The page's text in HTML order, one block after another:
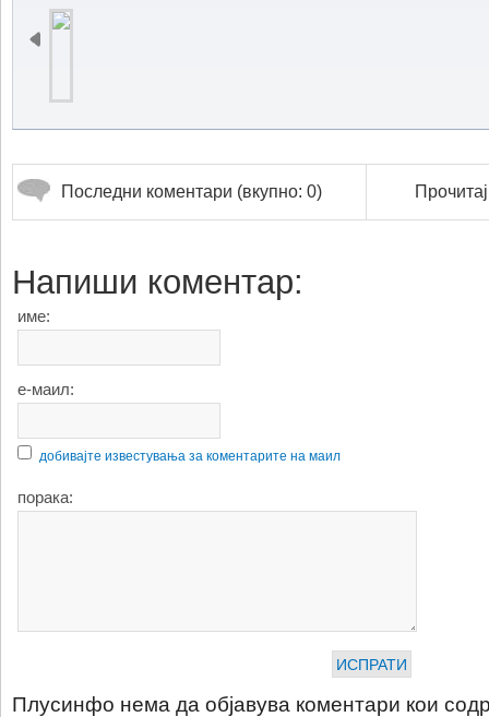
Последни коментари (вкупно: 0)
Напиши коментар:
име:
е-маил:
добивајте известувања за коментарите на маил
порака:
Плусинфо нема да објавува коментари кои